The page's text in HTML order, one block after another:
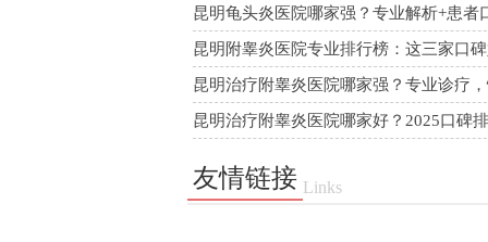
信
昆明龟头炎医院哪家强？专业解析+患者
告别反复困扰
昆明附睾炎医院专业排行榜：这三家口
技术强，别选错！
昆明治疗附睾炎医院哪家强？专业诊疗
告别炎症困扰！
昆明治疗附睾炎医院哪家好？2025口碑
友情链接 Links